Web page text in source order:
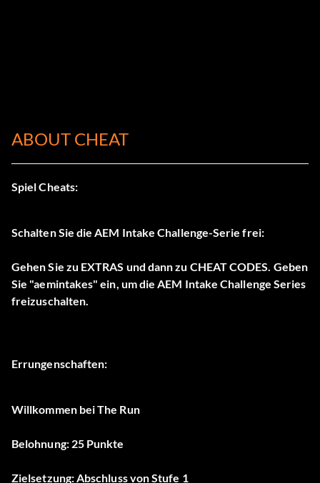
ABOUT CHEAT
Spiel Cheats:
Schalten Sie die AEM Intake Challenge-Serie frei:
Gehen Sie zu EXTRAS und dann zu CHEAT CODES. Geben
Sie "aemintakes" ein, um die AEM Intake Challenge Series
freizuschalten.
Errungenschaften:
Willkommen bei The Run
Belohnung: 25 Punkte
Zielsetzung: Abschluss von Stufe 1